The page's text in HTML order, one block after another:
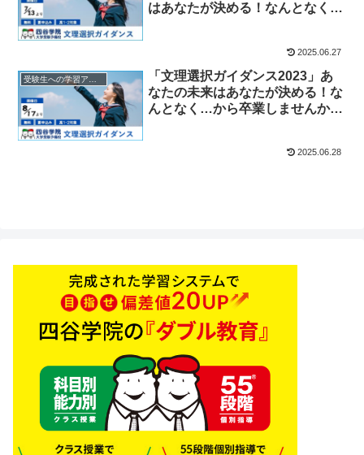
はあなたが決める！なんとなく…
2025.06.27
受験生への学習アドバイス
「文理選択ガイダンス2023」あ
なたの未来はあなたが決める！な
んとなく…から卒業しませんか？
2025.06.28